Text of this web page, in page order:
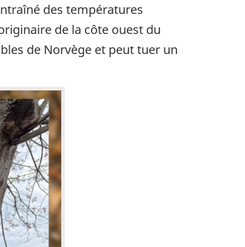
des températures
de la côte ouest du
de Norvège et peut tuer un